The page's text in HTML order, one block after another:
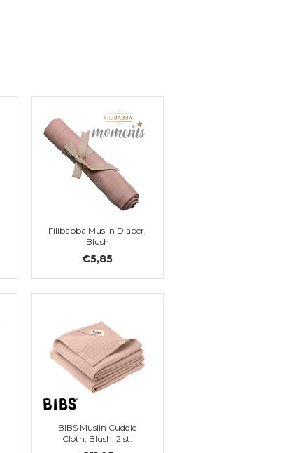
Filibabba Muslin Diaper,
Blush
€5,85
BIBS Muslin Cuddle
Cloth, Blush, 2 st.